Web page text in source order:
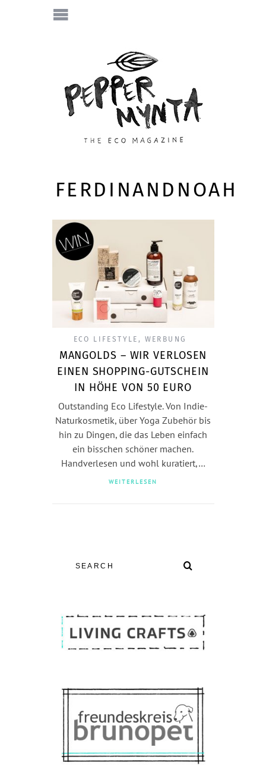
FERDINANDNOAH
ECO LIFESTYLE , WERBUNG
MANGOLDS – WIR VERLOSEN
EINEN SHOPPING-GUTSCHEIN
IN HÖHE VON 50 EURO
Outstanding Eco Lifestyle. Von Indie-
Naturkosmetik, über Yoga Zubehör bis
hin zu Dingen, die das Leben einfach
ein bisschen schöner machen.
Handverlesen und wohl kuratiert,…
WEITERLESEN